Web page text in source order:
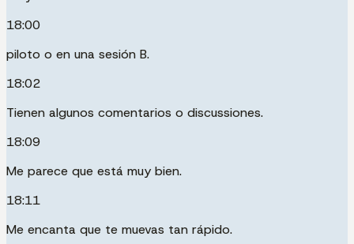
18:00
piloto o en una sesión B.
18:02
Tienen algunos comentarios o discussiones.
18:09
Me parece que está muy bien.
18:11
Me encanta que te muevas tan rápido.